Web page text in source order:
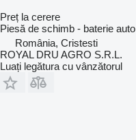
Preț la cerere
Piesă de schimb - baterie auto
România, Cristesti
ROYAL DRU AGRO S.R.L.
Luați legătura cu vânzătorul